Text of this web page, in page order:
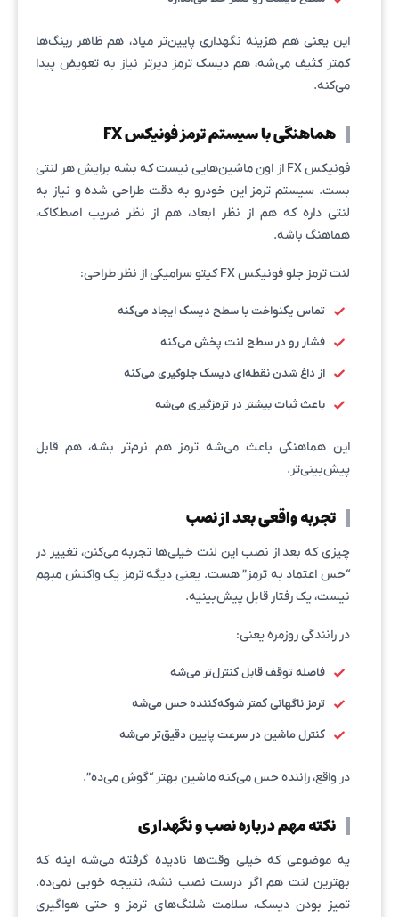
این یعنی هم هزینه نگهداری پایین‌تر میاد، هم ظاهر رینگ‌ها
کمتر کثیف می‌شه، هم دیسک ترمز دیرتر نیاز به تعویض پیدا
می‌کنه.
هماهنگی با سیستم ترمز فونیکس FX
فونیکس FX از اون ماشین‌هایی نیست که بشه برایش هر لنتی
بست. سیستم ترمز این خودرو به دقت طراحی شده و نیاز به
لنتی داره که هم از نظر ابعاد، هم از نظر ضریب اصطکاک،
هماهنگ باشه.
لنت ترمز جلو فونیکس FX کیتو سرامیکی از نظر طراحی:
تماس یکنواخت با سطح دیسک ایجاد می‌کنه
فشار رو در سطح لنت پخش می‌کنه
از داغ شدن نقطه‌ای دیسک جلوگیری می‌کنه
باعث ثبات بیشتر در ترمزگیری می‌شه
این هماهنگی باعث می‌شه ترمز هم نرم‌تر بشه، هم قابل
پیش‌بینی‌تر.
تجربه واقعی بعد از نصب
چیزی که بعد از نصب این لنت خیلی‌ها تجربه می‌کنن، تغییر در
“حس اعتماد به ترمز” هست. یعنی دیگه ترمز یک واکنش مبهم
نیست، یک رفتار قابل پیش‌بینیه.
در رانندگی روزمره یعنی:
فاصله توقف قابل کنترل‌تر می‌شه
ترمز ناگهانی کمتر شوکه‌کننده حس می‌شه
کنترل ماشین در سرعت پایین دقیق‌تر می‌شه
در واقع، راننده حس می‌کنه ماشین بهتر “گوش می‌ده”.
نکته مهم درباره نصب و نگهداری
یه موضوعی که خیلی وقت‌ها نادیده گرفته می‌شه اینه که
بهترین لنت هم اگر درست نصب نشه، نتیجه خوبی نمی‌ده.
تمیز بودن دیسک، سلامت شلنگ‌های ترمز و حتی هواگیری